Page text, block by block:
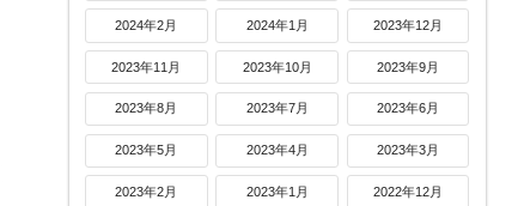
2024年2月 2024年1月 2023年12月
2023年11月 2023年10月 2023年9月
2023年8月 2023年7月 2023年6月
2023年5月 2023年4月 2023年3月
2023年2月 2023年1月 2022年12月